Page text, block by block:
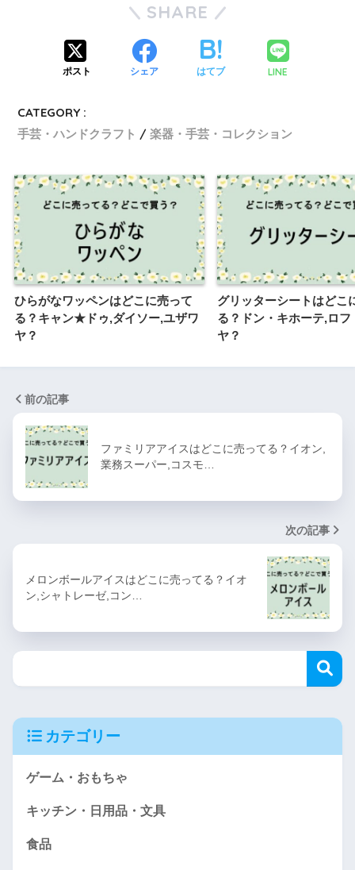
SHARE
ポスト シェア はてブ LINE
CATEGORY :
手芸・ハンドクラフト
楽器・手芸・コレクション
ひらがなワッペンはどこに売って
る？キャン★ドゥ,ダイソー,ユザワ
ヤ？
グリッターシートはどこ
る？ドン・キホーテ,ロフ
ヤ？
前の記事
ファミリアアイスはどこに売ってる？イオン,
業務スーパー,コスモ…
次の記事
メロンボールアイスはどこに売ってる？イオ
ン,シャトレーゼ,コン…
カテゴリー
ゲーム・おもちゃ
キッチン・日用品・文具
食品